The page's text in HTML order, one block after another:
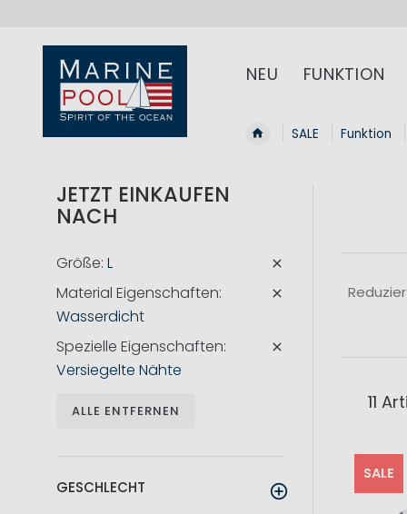
NEU FUNKTION
SALE Funktion
11
SALE
JETZT EINKAUFEN
NACH
Größe L
Material Eigenschaften
Wasserdicht
Spezielle Eigenschaften
Versiegelte Nähte
ALLE ENTFERNEN
GESCHLECHT